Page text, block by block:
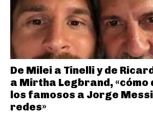
De Milei a Tinelli y de
a Mirtha Legbrand,
los famosos a Jorge
redes»